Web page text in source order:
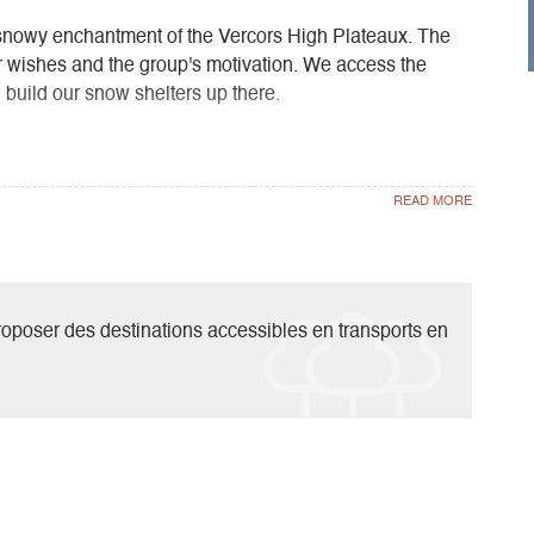
enchantment of the Vercors High Plateaux. The
and the group's motivation. We access the
our snow shelters up there.
des destinations accessibles en transports en